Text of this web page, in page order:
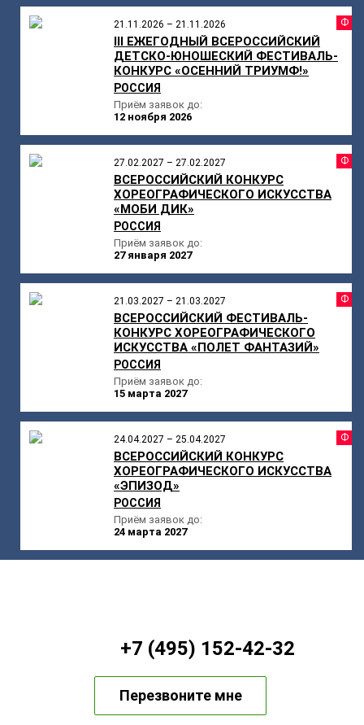
21.11.2026 – 21.11.2026
III ЕЖЕГОДНЫЙ ВСЕРОССИЙСКИЙ
ДЕТСКО-ЮНОШЕСКИЙ ФЕСТИВАЛЬ-
КОНКУРС «ОСЕННИЙ ТРИУМФ!»
РОССИЯ
Приём заявок до:
12 ноября 2026
27.02.2027 – 27.02.2027
ВСЕРОССИЙСКИЙ КОНКУРС
ХОРЕОГРАФИЧЕСКОГО ИСКУССТВА
«МОБИ ДИК»
РОССИЯ
Приём заявок до:
27 января 2027
21.03.2027 – 21.03.2027
ВСЕРОССИЙСКИЙ ФЕСТИВАЛЬ-
КОНКУРС ХОРЕОГРАФИЧЕСКОГО
ИСКУССТВА «ПОЛЕТ ФАНТАЗИЙ»
РОССИЯ
Приём заявок до:
15 марта 2027
24.04.2027 – 25.04.2027
ВСЕРОССИЙСКИЙ КОНКУРС
ХОРЕОГРАФИЧЕСКОГО ИСКУССТВА
«ЭПИЗОД»
РОССИЯ
Приём заявок до:
24 марта 2027
+7 (495) 152-42-32
Перезвоните мне